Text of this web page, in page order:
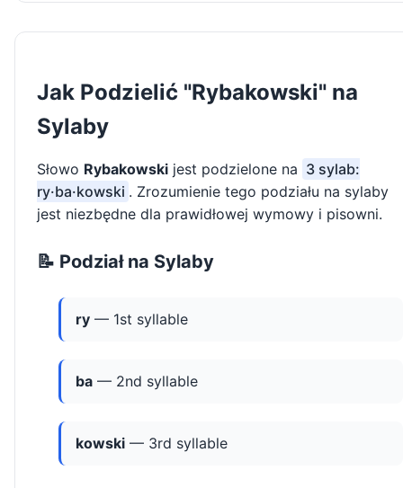
Jak Podzielić "Rybakowski" na
Sylaby
Słowo Rybakowski jest podzielone na 3 sylab:
ry·ba·kowski . Zrozumienie tego podziału na sylaby
jest niezbędne dla prawidłowej wymowy i pisowni.
📝 Podział na Sylaby
ry — 1st syllable
ba — 2nd syllable
kowski — 3rd syllable